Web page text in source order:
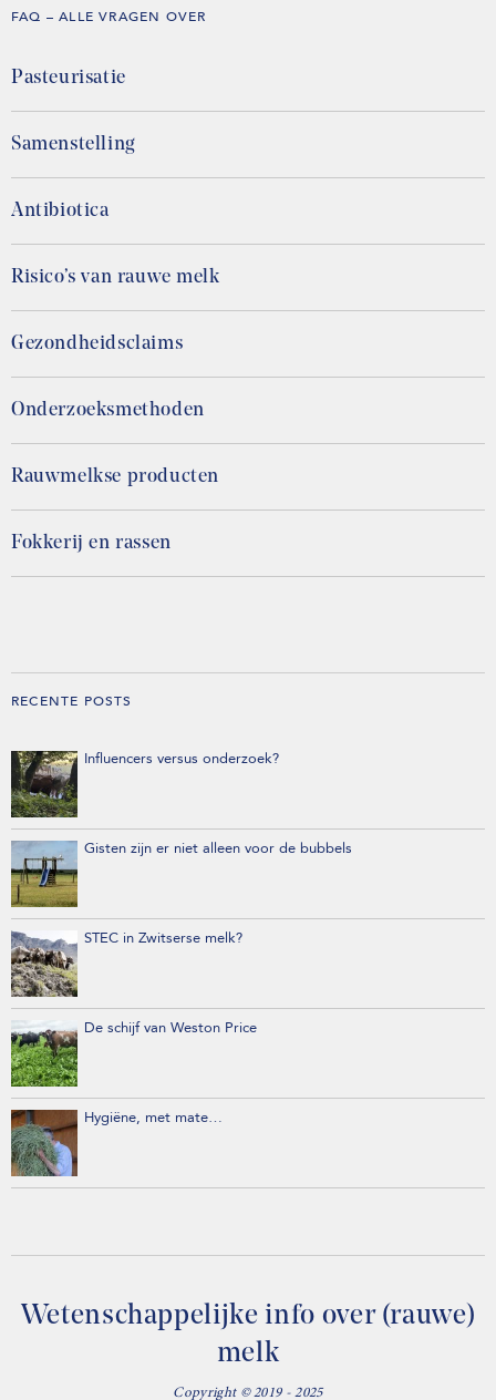
FAQ – ALLE VRAGEN OVER
Pasteurisatie
Samenstelling
Antibiotica
Risico’s van rauwe melk
Gezondheidsclaims
Onderzoeksmethoden
Rauwmelkse producten
Fokkerij en rassen
RECENTE POSTS
Influencers versus onderzoek?
Gisten zijn er niet alleen voor de bubbels
STEC in Zwitserse melk?
De schijf van Weston Price
Hygiëne, met mate…
Wetenschappelijke info over (rauwe)
melk
Copyright © 2019 - 2025